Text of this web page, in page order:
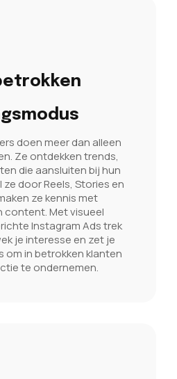
doen meer dan alleen
Ze ontdekken trends,
die aansluiten bij hun
door Reels, Stories en
ze kennis met
content. Met visueel
Instagram Ads trek
je interesse en zet je
om in betrokken klanten
te ondernemen.